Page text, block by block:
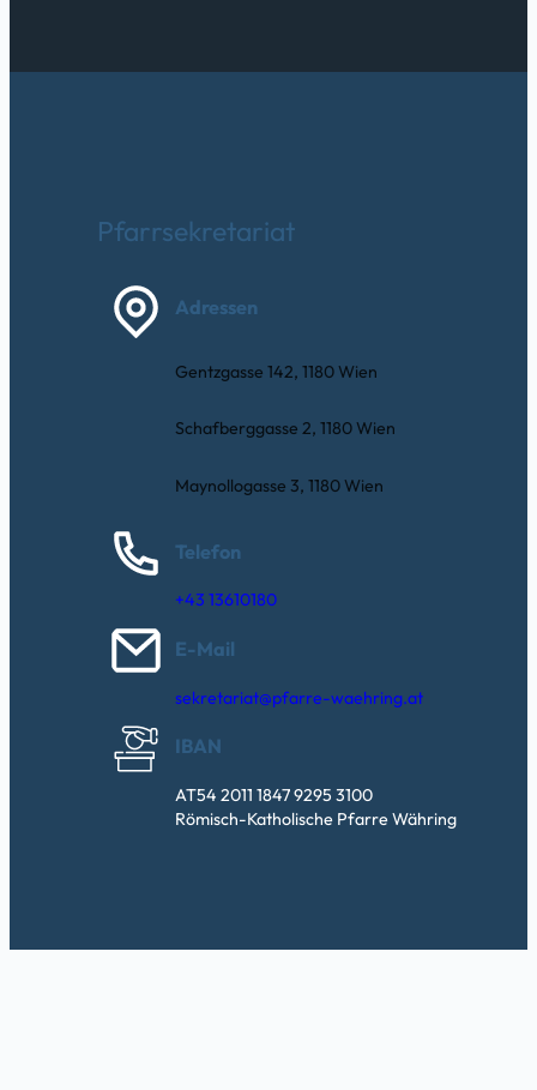
Pfarrsekretariat
Adressen
Gentzgasse 142, 1180 Wien
Schafberggasse 2, 1180 Wien
Maynollogasse 3, 1180 Wien
Telefon
+43 13610180
E-Mail
sekretariat@pfarre-waehring.at
IBAN
AT54 2011 1847 9295 3100
Römisch-Katholische Pfarre Währing